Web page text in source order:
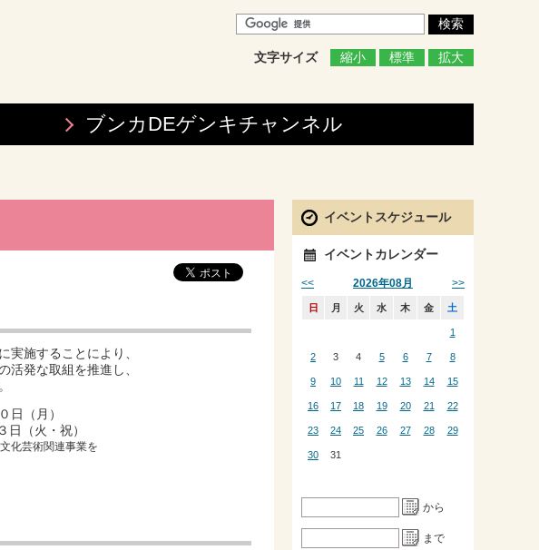
文字サイズ 縮小 標準 拡大
ブンカDEゲンキチャンネル
実施することにより、
活発な取組を推進し、
（月）
（火・祝）
化芸術関連事業を
イベントスケジュール
イベントカレンダー
2026年08月
<< >>
日 月 火 水 木 金 土
1
2 3 4 5 6 7 8
9 10 11 12 13 14 15
16 17 18 19 20 21 22
23 24 25 26 27 28 29
30 31
から
まで